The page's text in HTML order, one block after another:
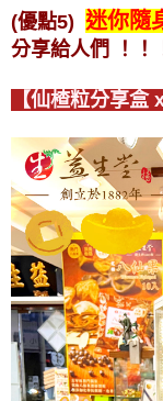
(優點5) 迷你隨
分享給人們
！！
【仙楂粒分享盒